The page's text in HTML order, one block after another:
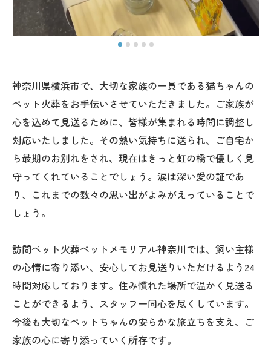
神奈川県横浜市で、大切な家族の一員である猫ちゃんの
ペット火葬をお手伝いさせていただきました。ご家族が
心を込めて見送るために、皆様が集まれる時間に調整し
対応いたしました。その熱い気持ちに送られ、ご自宅か
ら最期のお別れをされ、現在はきっと虹の橋で優しく見
守ってくれていることでしょう。涙は深い愛の証であ
り、これまでの数々の思い出がよみがえっていることで
しょう。
訪問ペット火葬ペットメモリアル神奈川では、飼い主様
の心情に寄り添い、安心してお見送りいただけるよう24
時間対応しております。住み慣れた場所で温かく見送る
ことができるよう、スタッフ一同心を尽くしています。
今後も大切なペットちゃんの安らかな旅立ちを支え、ご
家族の心に寄り添っていく所存です。